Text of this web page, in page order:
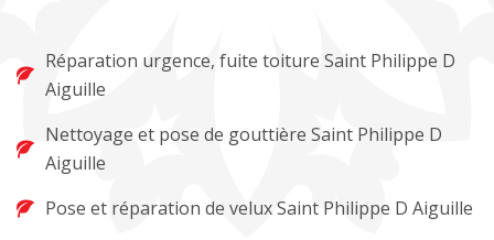
Réparation urgence, fuite toiture Saint Philippe D
Aiguille
Nettoyage et pose de gouttière Saint Philippe D
Aiguille
Pose et réparation de velux Saint Philippe D Aiguille